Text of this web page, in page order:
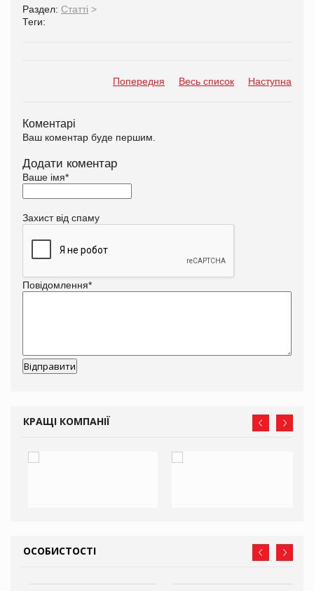
Раздел: Статті >
Теги:
Попередня Весь список Наступна
Коментарі
Ваш коментар буде першим.
Додати коментар
Ваше імя*
Захист від спаму
Повідомлення*
КРАЩІ КОМПАНІЇ
ОСОБИСТОСТІ